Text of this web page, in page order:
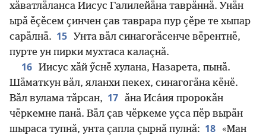
хӑватлӑланса Иисус Галилейӑна таврӑннӑ. Унӑн
ырӑ ӗҫӗсем ҫинчен ҫав таврара пур ҫӗре те хыпар
сарӑлнӑ. 15
Унта вӑл синагогӑсенче вӗрентнӗ,
пурте ун пирки мухтаса калаҫнӑ.
16 Иисус хӑй ӳснӗ хулана, Назарета, пынӑ.
Шӑматкун вӑл, яланхи пекех, синагогӑна кӗнӗ.
Вӑл вулама тӑрсан, 17 ӑна Иса́ия пророкӑн
чӗркемне панӑ. Вӑл ҫав чӗркеме уҫса пӗр вырӑн
шыраса тупнӑ, унта ҫапла ҫырнӑ пулнӑ: 18
«Ман